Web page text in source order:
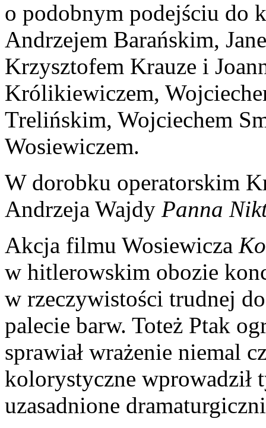
o podobnym podejściu do
Andrzejem Barańskim,
Krzysztofem Krauze i
Królikiewiczem,
Trelińskim, Wojciechem
Wosiewiczem.
W dorobku operatorskim
Andrzeja Wajdy Panna
Akcja filmu Wosiewicza
w hitlerowskim obozie
w rzeczywistości trudnej
palecie barw. Toteż Ptak
sprawiał wrażenie niemal
kolorystyczne wprowadził
uzasadnione